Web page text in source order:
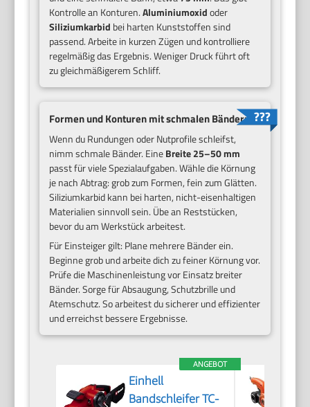
Kontrolle an Konturen.Aluminiumoxidoder
Siliziumkarbid bei harten Kunststoffen sind
passend. Arbeite in kurzen Zügen und kontrolliere
regelmäßig das Ergebnis. Weniger Druck führt oft
zu gleichmäßigerem Schliff.
Formen und Konturen mit schmalen Bändern
Wenn du Rundungen oder Nutprofile schleifst,
nimm schmale Bänder. EineBreite 25–50 mm
passt für viele Spezialaufgaben. Wähle die Körnung
je nach Abtrag: grob zum Formen, fein zum Glätten.
Siliziumkarbid kann bei harten, nicht-eisenhaltigen
Materialien sinnvoll sein. Übe an Reststücken,
bevor du am Werkstück arbeitest.
Für Einsteiger gilt: Plane mehrere Bänder ein.
Beginne grob und arbeite dich zu feiner Körnung vor.
Prüfe die Maschinenleistung vor Einsatz breiter
Bänder. Sorge für Absaugung, Schutzbrille und
Atemschutz. So arbeitest du sicherer und effizienter
und erreichst bessere Ergebnisse.
ANGEBOT
Einhell
Bandschleifer TC-